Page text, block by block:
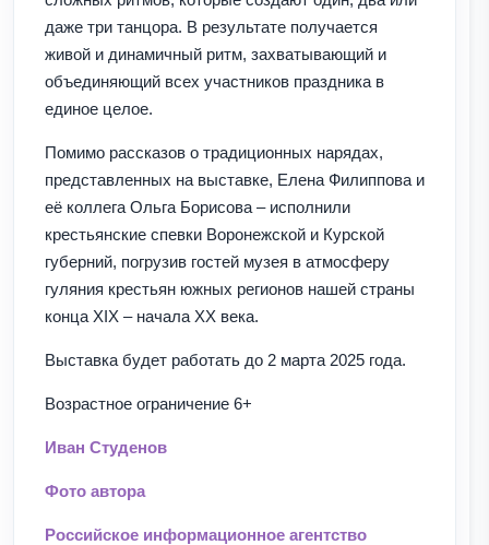
даже три танцора. В результате получается
живой и динамичный ритм, захватывающий и
объединяющий всех участников праздника в
единое целое.
Помимо рассказов о традиционных нарядах,
представленных на выставке, Елена Филиппова и
её коллега Ольга Борисова – исполнили
крестьянские спевки Воронежской и Курской
губерний, погрузив гостей музея в атмосферу
гуляния крестьян южных регионов нашей страны
конца XIX – начала XX века.
Выставка будет работать до 2 марта 2025 года.
Возрастное ограничение 6+
Иван Студенов
Фото автора
Российское информационное агентство